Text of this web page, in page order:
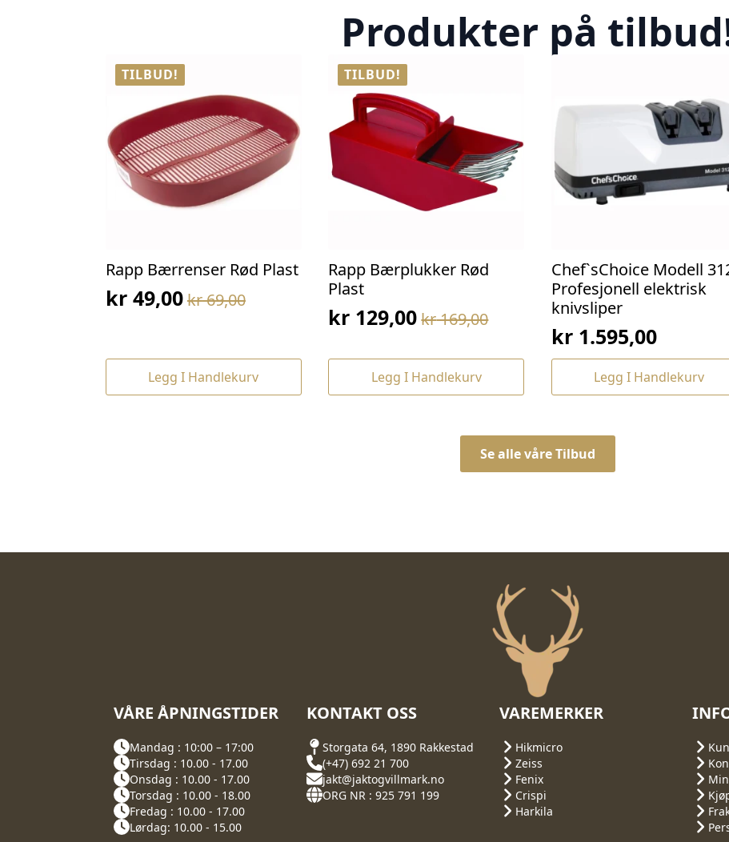
Produkter på
TILBUD!
Rapp Bærrenser Rød Plast
kr69,00
Opprinnelig
var:
kr 69,00.
kr 49,00
Nåværende
er:
kr 49,00.
Legg I Handlekurv
TILBUD!
Rapp Bærplukker Rød
Plast
kr169,00
Opprinnelig
pris
kr 169,00.
kr 129,00
Nåværende
pris
kr 129,00.
Legg I Handlekurv
Chef`sChoice Modell
Profesjonell elektrisk
knivsliper
kr1.595,00
Legg I Handlekurv
Se alle våre Tilbud
VÅRE ÅPNINGSTIDER
Mandag : 10:00 – 17:00
Tirsdag : 10.00 - 17.00
Onsdag : 10.00 - 17.00
Torsdag : 10.00 - 18.00
Fredag : 10.00 - 17.00
Lørdag: 10.00 - 15.00
KONTAKT OSS
Storgata 64, 1890 Rakkestad
(+47) 692 21 700
jakt@jaktogvillmark.no
ORG NR : 925 791 199
VAREMERKER
Hikmicro
Zeiss
Fenix
Crispi
Harkila